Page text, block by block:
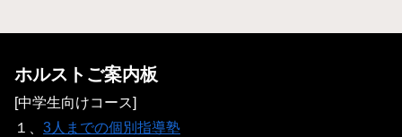
ホルストご案内板
[中学生向けコース]
１、 3人までの個別指導塾